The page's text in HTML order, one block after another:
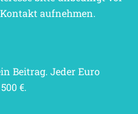
aufnehmen.
Beitrag. Jeder Euro
€.